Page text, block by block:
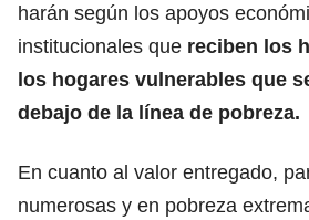
harán según los apoyos
institucionales que reciben los
los hogares vulnerables que
debajo de la línea de pobreza.
En cuanto al valor entregado,
numerosas y en pobreza